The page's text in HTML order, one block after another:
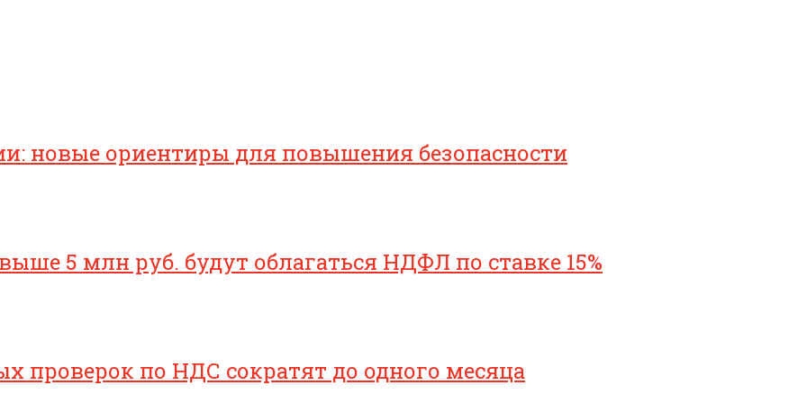
новые ориентиры для повышения безопасности
5 млн руб. будут облагаться НДФЛ по ставке 15%
проверок по НДС сократят до одного месяца